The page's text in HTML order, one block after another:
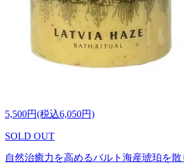
5,500円(税込6,050円)
SOLD OUT
自然治癒力を高めるバルト海産琥珀を